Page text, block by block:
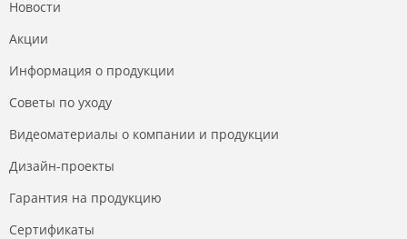
Новости
Акции
Информация о продукции
Советы по уходу
Видеоматериалы о компании и продукции
Дизайн-проекты
Гарантия на продукцию
Сертификаты